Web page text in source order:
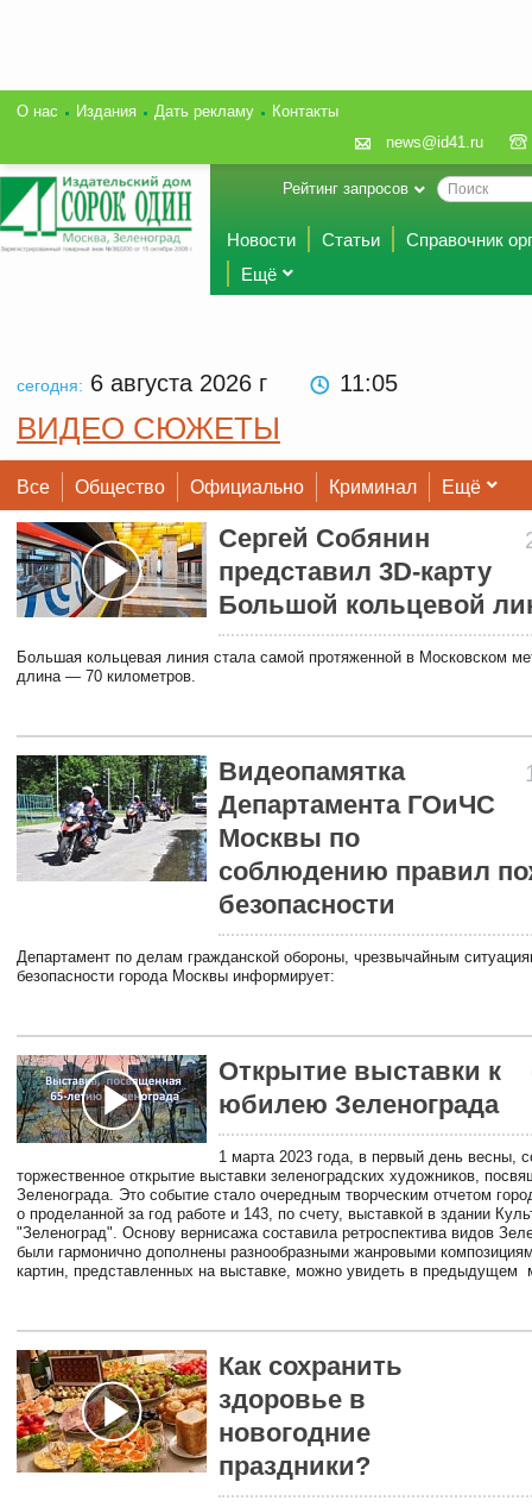
О нас Издания Дать рекламу
Контакты
news@id41.ru
Рейтинг запросов
Новости Статьи
Справочник
Ещё
сегодня: 6 августа 2026 г 11:05
ВИДЕО СЮЖЕТЫ
Все Общество Официально Криминал Ещё
Сергей Собянин
представил 3D-карту
Большой кольцевой
Большая кольцевая линия стала самой протяженной в Московском
длина — 70 километров.
Видеопамятка
Департамента ГОиЧС
Москвы по
соблюдению правил
безопасности
Департамент по делам гражданской обороны, чрезвычайным
безопасности города Москвы информирует:
Открытие выставки к
юбилею Зеленограда
1 марта 2023 года, в первый день весны,
торжественное открытие выставки зеленоградских художников,
Зеленограда. Это событие стало очередным творческим отчетом
о проделанной за год работе и 143, по счету, выставкой в здании
"Зеленоград". Основу вернисажа составила ретроспектива видов
были гармонично дополнены разнообразными жанровыми
картин, представленных на выставке, можно увидеть в предыдущем
Как сохранить
здоровье в
новогодние
праздники?